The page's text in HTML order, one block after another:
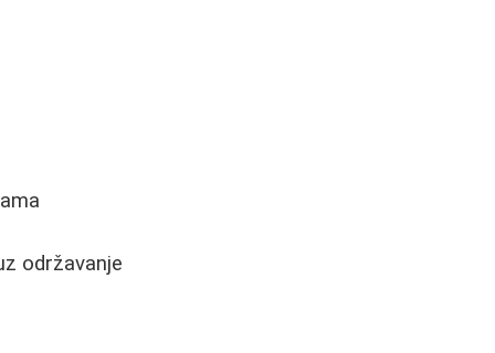
održavanje